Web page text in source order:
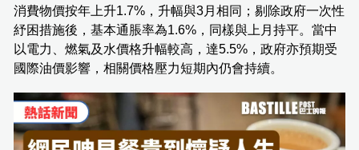
消費物價按年上升1.7%，升幅與3月相同；剔除政府一次性
紓困措施後，基本通脹率為1.6%，同樣與上月持平。當中
以電力、燃氣及水價格升幅較高，達5.5%，政府亦預期受
國際油價影響，相關價格壓力短期內仍會持續。